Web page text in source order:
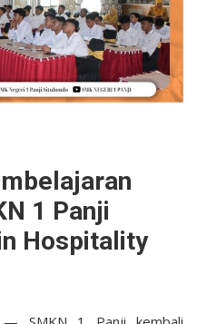
1 Panji
Hospitality